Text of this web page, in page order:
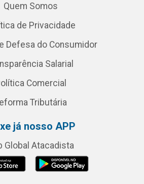
Quem Somos
de Privacidade
Defesa do Consumidor
Salarial
Comercial
Tributária
já nosso APP
Global Atacadista